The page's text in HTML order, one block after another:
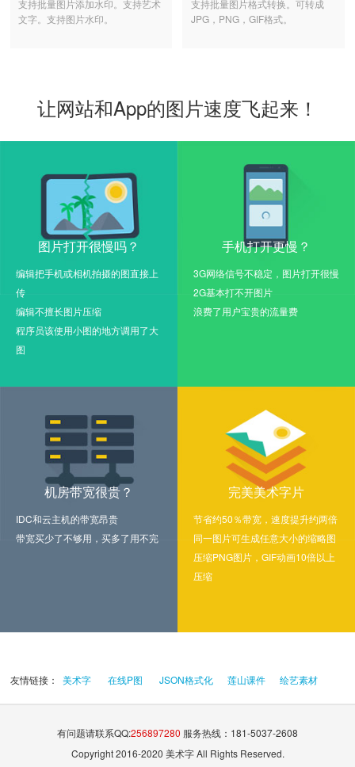
支持批量图片添加水印。支持艺术
文字。支持图片水印。
支持批量图片格式转换。可转成
JPG，PNG，GIF格式。
让网站和App的图片速度飞起来！
图片打开很慢吗？
编辑把手机或相机拍摄的图直接上
传
编辑不擅长图片压缩
程序员该使用小图的地方调用了大
图
手机打开更慢？
3G网络信号不稳定，图片打开很慢
2G基本打不开图片
浪费了用户宝贵的流量费
机房带宽很贵？
IDC和云主机的带宽昂贵
带宽买少了不够用，买多了用不完
完美美术字片
节省约50％带宽，速度提升约两倍
同一图片可生成任意大小的缩略图
压缩PNG图片，GIF动画10倍以上
压缩
友情链接：美术字 在线P图 JSON格式化 莲山课件 绘艺素材
有问题请联系QQ:256897280 服务热线：181-5037-2608
Copyright 2016-2020 美术字 All Rights Reserved.